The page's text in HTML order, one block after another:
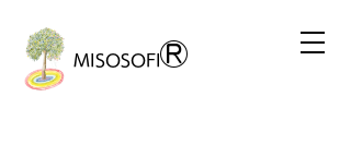
MISOSOFI®